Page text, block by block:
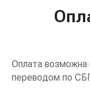
Оплата возможна
переводом по